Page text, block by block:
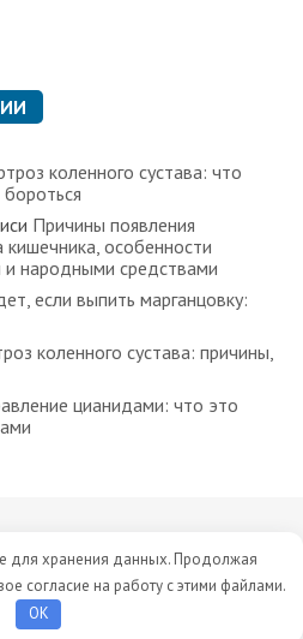
коленного сустава: что
Причины появления
кишечника, особенности
и народными средствами
если выпить марганцовку:
коленного сустава: причины,
цианидами: что это
Сайт носит исключительно
Мы не рекомендуем заниматься
лечащего врача.
для хранения данных. Продолжая
согласие на работу с этими файлами.
OK